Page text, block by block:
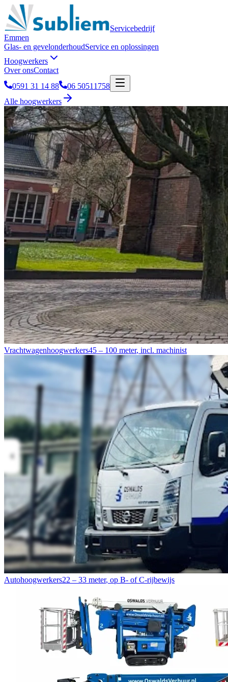
Servicebedrijf
Emmen
Glas- en gevelonderhoudService en oplossingen
Hoogwerkers
Over onsContact
0591 31 14 88
06 50511758
Alle hoogwerkers
Vrachtwagenhoogwerkers45 – 100 meter, incl. machinist
Autohoogwerkers22 – 33 meter, op B- of C-rijbewijs